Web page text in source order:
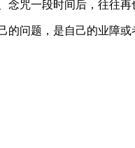
念咒一段时间后，往往
的问题，是自己的业障